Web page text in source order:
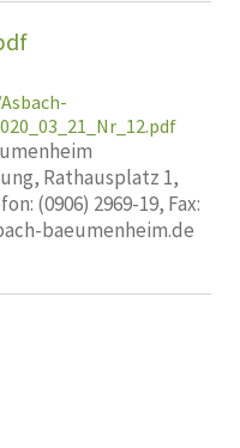
Rathausplatz 1,
(0906) 2969-19, Fax:
baeumenheim.de